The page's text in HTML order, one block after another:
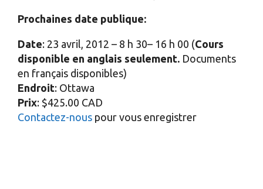
Prochaines date publique:
Date: 23 avril, 2012 – 8 h 30– 16 h 00 (Cours
disponible en anglais seulement. Documents
en français disponibles)
Endroit: Ottawa
Prix: $425.00 CAD
Contactez-nous pour vous enregistrer